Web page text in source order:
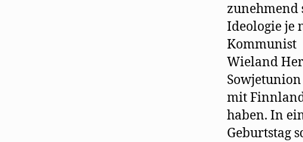
zunehmend
Ideologie je
Kommunist
Wieland
mit
haben. In
Geburtstag